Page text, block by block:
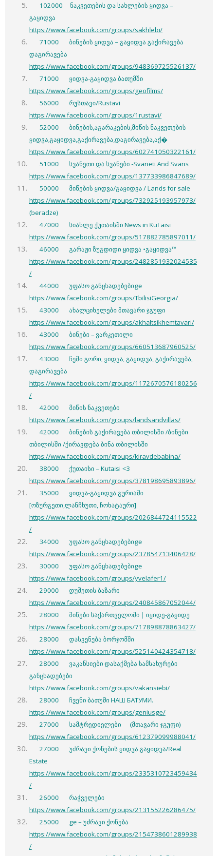
102000 ნაკვეთების და სახლების ყიდვა –
გაყიდვა
https://www.facebook.com/groups/sakhlebi/
71000 ბინების ყიდვა – გაყიდვა გაქირავება
დაგირავება
https://www.facebook.com/groups/948369725526137/
71000 ყიდვა-გაყიდვა ბათუმში
https://www.facebook.com/groups/geofilms/
56000 რუსთავი/Rustavi
https://www.facebook.com/groups/1rustavi/
52000 ბინების,აგარაკების,მიწის ნაკვეთების
ყიდვა,გაყიდვა,გაქირავება,დაგირავება,აქ�
https://www.facebook.com/groups/602741050322161/
51000 სვანეთი და სვანები -Svaneti And Svans
https://www.facebook.com/groups/137733986847689/
50000 მიწების ყიდვა/გაყიდვა / Lands for sale
https://www.facebook.com/groups/732925193957973/
(beradze)
47000 სიახლე ქუთაისში News in KuTaisi
https://www.facebook.com/groups/517882785897011/
46000 გარაჟი ზუგდიდი ყიდვა •გაყიდვა™
https://www.facebook.com/groups/2482851932024535
/
44000 უფასო განცხადებებიge
https://www.facebook.com/groups/TbilisiGeorgia/
43000 ახალციხელები მთავარი ჯგუფი
https://www.facebook.com/groups/akhaltsikhemtavari/
43000 ბინები – ვარკეთილი
https://www.facebook.com/groups/660513687960525/
43000 ჩემი გორი, ყიდვა, გაყიდვა, გაქირავება,
დაგირავება
https://www.facebook.com/groups/1172670576180256
/
42000 მიწის ნაკვეთები
https://www.facebook.com/groups/landsandvillas/
42000 ბინების გაქირავება თბილისში /ბინები
თბილისში /ქირავდება ბინა თბილისში
https://www.facebook.com/groups/kiravdebabina/
38000 ქუთაისი – Kutaisi <3
https://www.facebook.com/groups/378198695893896/
35000 ყიდვა-გაყიდვა გურიაში
[ოზურგეთი,ლანჩხუთი, ჩოხატაური]
https://www.facebook.com/groups/2026844724115522
/
34000 უფასო განცხადებებიge
https://www.facebook.com/groups/237854713406428/
30000 უფასო განცხადებებიge
https://www.facebook.com/groups/yvelafer1/
29000 დუშეთის ბაზარი
https://www.facebook.com/groups/240845867052044/
28000 მიწები საქართველოში | იყიდე-გაყიდე
https://www.facebook.com/groups/717898878863427/
28000 დასვენება ბორჯომში
https://www.facebook.com/groups/525140424354718/
28000 ვაკანსიები დასაქმება სამსახურები
განცხადებები
https://www.facebook.com/groups/vakansiebi/
28000 ჩვენი ბათუმი НАШ БАТУМИ.
https://www.facebook.com/groups/geniusge/
27000 სამტრედიელები (მთავარი ჯგუფი)
https://www.facebook.com/groups/612379099988041/
27000 უძრავი ქონების ყიდვა გაყიდვა/Real
Estate
https://www.facebook.com/groups/2335310723459434
/
26000 რაჭველები
https://www.facebook.com/groups/213155226286475/
25000 ge – უძრავი ქონება
https://www.facebook.com/groups/2154738601289938
/